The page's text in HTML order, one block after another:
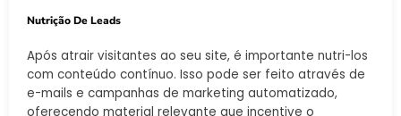
Nutrição De Leads
Após atrair visitantes ao seu site, é importante nutri-los
com conteúdo contínuo. Isso pode ser feito através de
e-mails e campanhas de marketing automatizado,
oferecendo material relevante que incentive o